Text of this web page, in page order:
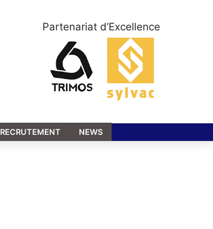
Partenariat d’Excellence
RECRUTEMENT NEWS